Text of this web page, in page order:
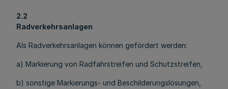
2.2
Radverkehrsanlagen
Als Radverkehrsanlagen können gefördert werden:
a) Markierung von Radfahrstreifen und Schutzstreifen,
b) sonstige Markierungs- und Beschilderungslösungen,